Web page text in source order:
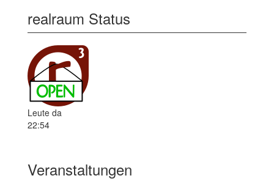
realraum Status
Leute da
22:54
Veranstaltungen